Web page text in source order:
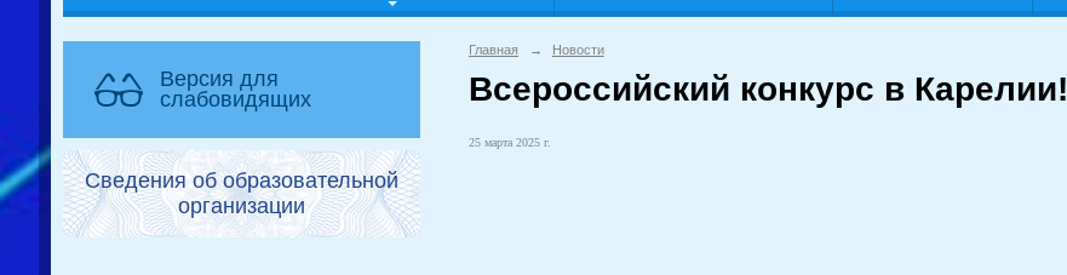
Версия для
слабовидящих
Сведения об образовательной
организации
Главная → Новости
Всероссийский конкурс в Карелии!
25 марта 2025 г.